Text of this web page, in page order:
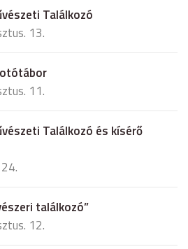
Találkozó
13.
11.
Találkozó és kísérő
találkozó”
12.